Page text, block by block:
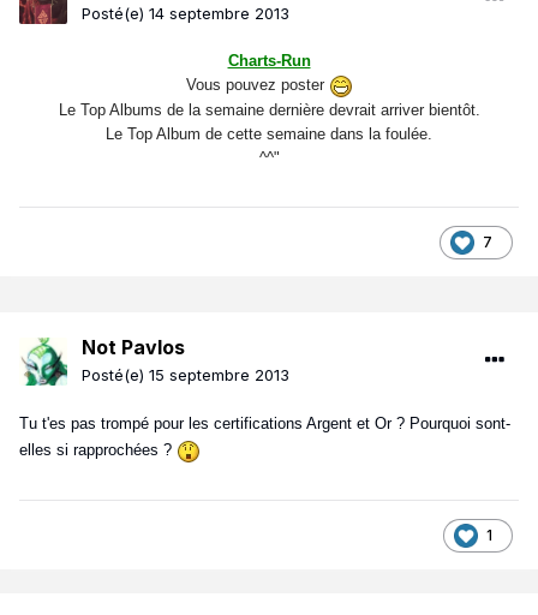
Posté(e) 14 septembre 2013
Charts-Run
Vous pouvez poster
Le Top Albums de la semaine dernière devrait arriver bientôt.
Le Top Album de cette semaine dans la foulée.
^^"
7
Not Pavlos
Posté(e) 15 septembre 2013
Tu t'es pas trompé pour les certifications Argent et Or ? Pourquoi sont-
elles si rapprochées ?
1